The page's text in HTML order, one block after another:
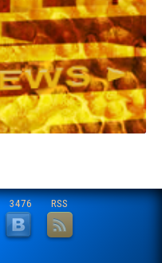
3476 RSS